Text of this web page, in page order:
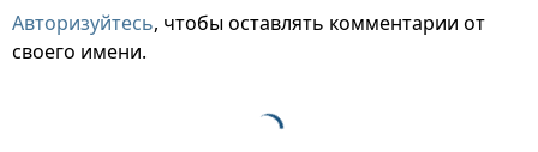
Авторизуйтесь, чтобы оставлять комментарии от
своего имени.